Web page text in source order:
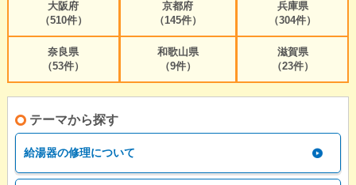
大阪府
（510件）
京都府
（145件）
兵庫県
（304件）
奈良県
（53件）
和歌山県
（9件）
滋賀県
（23件）
テーマから探す
給湯器の修理について